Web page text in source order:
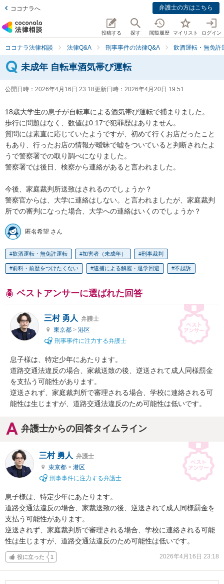
ココナラへ 弁護士の方はこちら
投稿する 探す 閲覧履歴 マイリスト ログイン
ココナラ法律相談 法律Q&A 刑事事件の法律Q&A 飲酒運転・無免許
未成年 自転車酒気帯び運転
公開日時： 2026年4月16日 23:18更新日時： 2026年4月20日 19:51
18歳大学生の息子が自転車による酒気帯び運転で捕まりました。
歩行に問題はなく、数値は0.17で犯罪歴はありません。
質問には素直に応じていたようですが、初めて行くお店だったこと
もあり、行ったお店の情報が曖昧で嘘をついていると判断されたよ
うで警察署での取り調べになりました。
警察署では後日、検察から連絡があると言われました。
今後、家庭裁判所送致はされるのでしょうか？
警察官からは、大学に連絡はしない。と言われましたが、家庭裁判
所での審判になった場合、大学への連絡はいくのでしょうか？
匿名希望 さん
飲酒運転・無免許運転 加害者（未成年） 刑事裁判
前科・前歴をつけたくない 逮捕による解雇・退学回避 不起訴
ベストアンサーに選ばれた回答
三村 勇人 弁護士
東京都 > 港区
刑事事件に注力する弁護士
息子様は、特定少年にあたります。
道路交通法違反の場合、家裁送致の後、逆送されて成人同様罰金
を支払う可能性があります。
逆送されず、家庭裁判所で審理される場合、学校に連絡される可
能性は生じますが、道路交通法違反のため可能性は低いです。
弁護士からの回答タイムライン
三村 勇人 弁護士
東京都 > 港区
刑事事件に注力する弁護士
息子様は、特定少年にあたります。
道路交通法違反の場合、家裁送致の後、逆送されて成人同様罰金を
支払う可能性があります。
逆送されず、家庭裁判所で審理される場合、学校に連絡される可能
性は生じますが、道路交通法違反のため可能性は低いです。
役に立った 1 2026年4月16日 23:18